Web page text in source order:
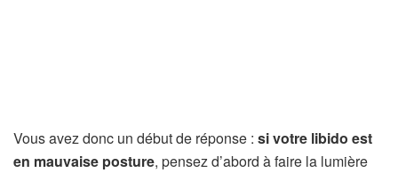
Vous avez donc un début de réponse : si votre libido est
en mauvaise posture, pensez d’abord à faire la lumière